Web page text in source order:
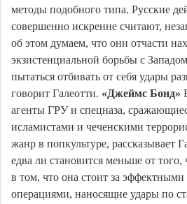
методы подобного типа. Русские
совершенно искренне считают,
об этом думаем, что они отчасти
экзистенциальной борьбы с
пытаться отбивать от себя удары
говорит Галеотти. «Джеймс Бонд»
агенты ГРУ и спецназа,
исламистами и чеченскими
жанр в попкультуре, рассказывает
едва ли становится меньше от
в том, что она стоит за
операциями, наносящие удары по